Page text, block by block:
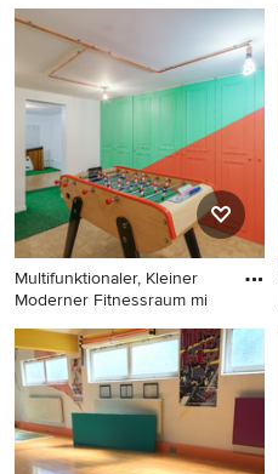
Multifunktionaler, Kleiner
Moderner Fitnessraum in
Paris
Multifunktionaler, Kleiner
Moderner Fitnessraum mi
Multifunktionaler, Kleiner
Moderner Fitnessraum mit
roter Wandfarbe und
braunem Holzboden in Paris